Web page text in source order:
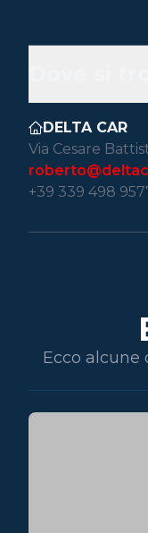
DELTA CAR
Via Cesare
+39 339 498
Ecco alcune